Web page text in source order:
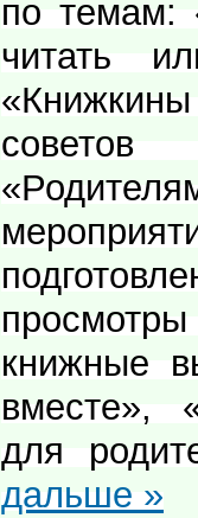
по темам:
читать
книжные
вместе»,
для
дальше »